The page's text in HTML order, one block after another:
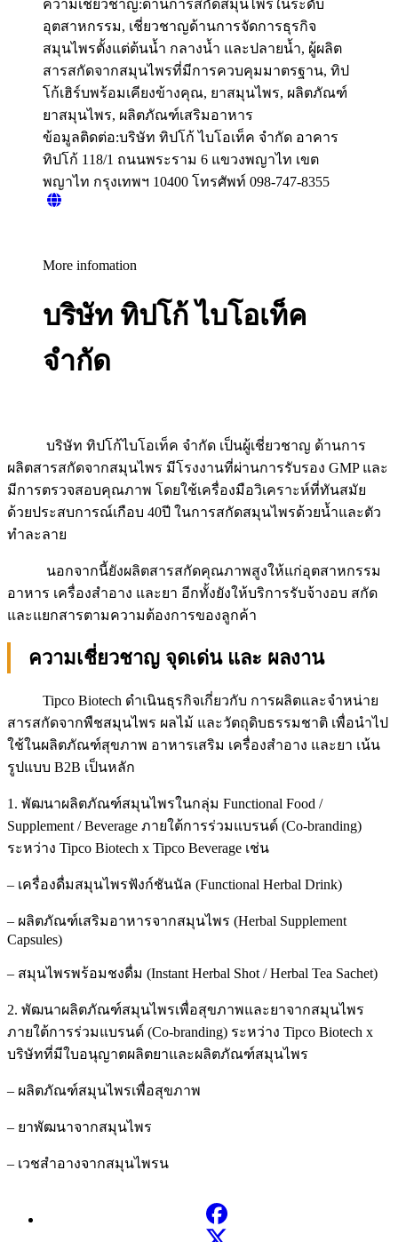
ความเชี่ยวชาญ:ด้านการสกัดสมุนไพรในระดับ
อุตสาหกรรม, เชี่ยวชาญด้านการจัดการธุรกิจ
สมุนไพรตั้งแต่ต้นน้ำ กลางน้ำ และปลายน้ำ, ผู้ผลิต
สารสกัดจากสมุนไพรที่มีการควบคุมมาตรฐาน, ทิป
โก้เฮิร์บพร้อมเคียงข้างคุณ, ยาสมุนไพร, ผลิตภัณฑ์
ยาสมุนไพร, ผลิตภัณฑ์เสริมอาหาร
ข้อมูลติดต่อ:บริษัท ทิปโก้ ไบโอเท็ค จำกัด อาคาร
ทิปโก้ 118/1 ถนนพระราม 6 แขวงพญาไท เขต
พญาไท กรุงเทพฯ 10400 โทรศัพท์ 098-747-8355
More infomation
บริษัท ทิปโก้ ไบโอเท็ค
จำกัด
บริษัท ทิปโก้ไบโอเท็ค จำกัด เป็นผู้เชี่ยวชาญ ด้านการ
ผลิตสารสกัดจากสมุนไพร มีโรงงานที่ผ่านการรับรอง GMP และ
มีการตรวจสอบคุณภาพ โดยใช้เครื่องมือวิเคราะห์ที่ทันสมัย
ด้วยประสบการณ์เกือบ 40ปี ในการสกัดสมุนไพรด้วยน้ำและตัว
ทำละลาย
นอกจากนี้ยังผลิตสารสกัดคุณภาพสูงให้แก่อุตสาหกรรม
อาหาร เครื่องสำอาง และยา อีกทั้งยังให้บริการรับจ้างอบ สกัด
และแยกสารตามความต้องการของลูกค้า
ความเชี่ยวชาญ จุดเด่น และ ผลงาน
Tipco Biotech ดำเนินธุรกิจเกี่ยวกับ การผลิตและจำหน่าย
สารสกัดจากพืชสมุนไพร ผลไม้ และวัตถุดิบธรรมชาติ เพื่อนำไป
ใช้ในผลิตภัณฑ์สุขภาพ อาหารเสริม เครื่องสำอาง และยา เน้น
รูปแบบ B2B เป็นหลัก
1. พัฒนาผลิตภัณฑ์สมุนไพรในกลุ่ม Functional Food /
Supplement / Beverage ภายใต้การร่วมแบรนด์ (Co-branding)
ระหว่าง Tipco Biotech x Tipco Beverage เช่น
– เครื่องดื่มสมุนไพรฟังก์ชันนัล (Functional Herbal Drink)
– ผลิตภัณฑ์เสริมอาหารจากสมุนไพร (Herbal Supplement
Capsules)
– สมุนไพรพร้อมชงดื่ม (Instant Herbal Shot / Herbal Tea Sachet)
2. พัฒนาผลิตภัณฑ์สมุนไพรเพื่อสุขภาพและยาจากสมุนไพร
ภายใต้การร่วมแบรนด์ (Co-branding) ระหว่าง Tipco Biotech x
บริษัทที่มีใบอนุญาตผลิตยาและผลิตภัณฑ์สมุนไพร
– ผลิตภัณฑ์สมุนไพรเพื่อสุขภาพ
– ยาพัฒนาจากสมุนไพร
– เวชสำอางจากสมุนไพรน